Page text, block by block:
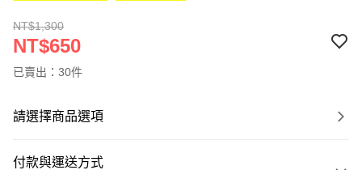
NT$1,300
NT$650
已賣出：30件
請選擇商品選項
付款與運送方式